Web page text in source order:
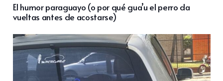
El humor paraguayo (o por qué gua’u el perro da
vueltas antes de acostarse)